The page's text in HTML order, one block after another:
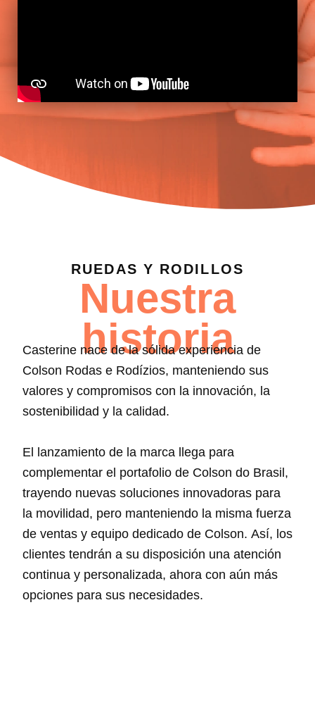
RUEDAS Y RODILLOS
Nuestra
historia
Casterine nace de la sólida experiencia de
Colson Rodas e Rodízios, manteniendo sus
valores y compromisos con la innovación, la
sostenibilidad y la calidad.
El lanzamiento de la marca llega para
complementar el portafolio de Colson do Brasil,
trayendo nuevas soluciones innovadoras para
la movilidad, pero manteniendo la misma fuerza
de ventas y equipo dedicado de Colson. Así, los
clientes tendrán a su disposición una atención
continua y personalizada, ahora con aún más
opciones para sus necesidades.